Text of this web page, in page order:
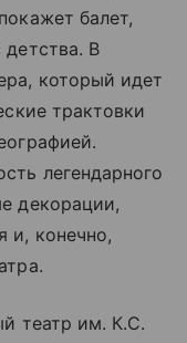
балет,
В
который идет
трактовки
легендарного
декорации,
и, конечно,
театр им. К.С.